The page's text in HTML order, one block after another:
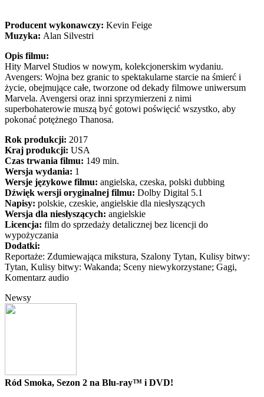
Producent wykonawczy: Kevin Feige
Muzyka: Alan Silvestri
Opis filmu:
Hity Marvel Studios w nowym, kolekcjonerskim wydaniu.
Avengers: Wojna bez granic to spektakularne starcie na śmierć i
życie, obejmujące całe, tworzone od dekady filmowe uniwersum
Marvela. Avengersi oraz inni sprzymierzeni z nimi
superbohaterowie muszą być gotowi poświęcić wszystko, aby
pokonać potężnego Thanosa.
Rok produkcji: 2017
Kraj produkcji: USA
Czas trwania filmu: 149 min.
Wersja wydania: 1
Wersje językowe filmu: angielska, czeska, polski dubbing
Dźwięk wersji oryginalnej filmu: Dolby Digital 5.1
Napisy: polskie, czeskie, angielskie dla niesłyszących
Wersja dla niesłyszących: angielskie
Licencja: film do sprzedaży detalicznej bez licencji do
wypożyczania
Dodatki:
Reportaże: Zdumiewająca mikstura, Szalony Tytan, Kulisy bitwy:
Tytan, Kulisy bitwy: Wakanda; Sceny niewykorzystane; Gagi,
Komentarz audio
Newsy
Ród Smoka, Sezon 2 na Blu-ray™ i DVD!